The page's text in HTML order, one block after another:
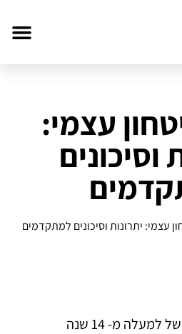
עצמי:
וסיכונים
עצמי: יתרונות וסיכונים למתקדמים
למעלה מ- 14 שנה